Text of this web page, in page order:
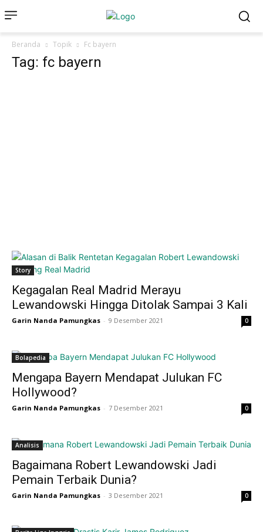
Beranda Topik Fc bayern
Tag: fc bayern
Story
Kegagalan Real Madrid Merayu
Lewandowski Hingga Ditolak Sampai 3 Kali
Garin Nanda Pamungkas - 9 Desember 2021 0
Bolapedia
Mengapa Bayern Mendapat Julukan FC
Hollywood?
Garin Nanda Pamungkas - 7 Desember 2021 0
Analisis
Bagaimana Robert Lewandowski Jadi
Pemain Terbaik Dunia?
Garin Nanda Pamungkas - 3 Desember 2021 0